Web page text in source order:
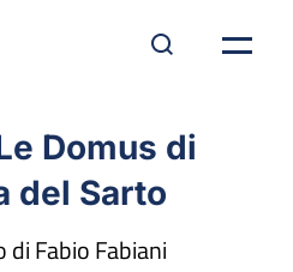
Domus di
del Sarto
Fabio Fabiani